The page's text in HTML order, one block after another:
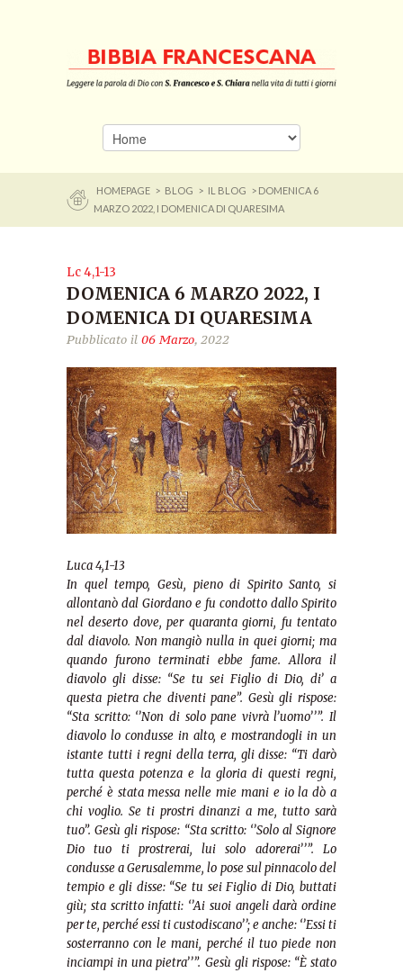
HOMEPAGE > BLOG > IL BLOG
> DOMENICA 6
MARZO 2022, I DOMENICA DI QUARESIMA
Lc 4,1-13
DOMENICA 6 MARZO 2022, I
DOMENICA DI QUARESIMA
Pubblicato il 06 Marzo, 2022
Luca 4,1-13
In quel tempo, Gesù, pieno di Spirito Santo, si
allontanò dal Giordano e fu condotto dallo Spirito
nel deserto dove, per quaranta giorni, fu tentato
dal diavolo. Non mangiò nulla in quei giorni; ma
quando furono terminati ebbe fame. Allora il
diavolo gli disse: “Se tu sei Figlio di Dio, di’ a
questa pietra che diventi pane”. Gesù gli rispose:
“Sta scritto: ‘’Non di solo pane vivrà l’uomo’’”. Il
diavolo lo condusse in alto, e mostrandogli in un
istante tutti i regni della terra, gli disse: “Ti darò
tutta questa potenza e la gloria di questi regni,
perché è stata messa nelle mie mani e io la dò a
chi voglio. Se ti prostri dinanzi a me, tutto sarà
tuo”. Gesù gli rispose: “Sta scritto: ‘’Solo al Signore
Dio tuo ti prostrerai, lui solo adorerai’’”. Lo
condusse a Gerusalemme, lo pose sul pinnacolo del
tempio e gli disse: “Se tu sei Figlio di Dio, buttati
giù; sta scritto infatti: ‘’Ai suoi angeli darà ordine
per te, perché essi ti custodiscano’’; e anche: ‘’Essi ti
sosterranno con le mani, perché il tuo piede non
inciampi in una pietra’’”. Gesù gli rispose: “È stato